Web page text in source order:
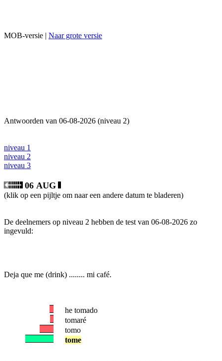
MOB-versie | Naar grote versie
Antwoorden van 06-08-2026 (niveau 2)
niveau 1
niveau 2
niveau 3
06 AUG
(klik op een pijltje om naar een andere datum te bladeren)
De deelnemers op niveau 2 hebben de test van 06-08-2026 zo
ingevuld:
Deja que me (drink) ........ mi café.
he tomado
tomaré
tomo
tome